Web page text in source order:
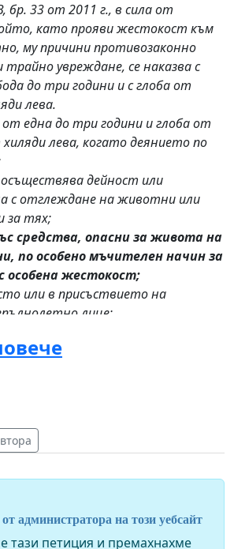
бр. 33 от 2011 г., в сила от
като прояви жестокост към
му причини противозаконно
увреждане, се наказва с
до три години и с глоба от
лева.
една до три години и глоба от
лева, когато деянието по
дейност или
с отглеждане на животни или
за тях;
средства, опасни за живота на
по особено мъчителен начин за
жестокост;
или в присъствието на
лице;
всички досегашни жалби да
той да остане на свобода, за да не
ни във Фейсбук
администратора на този уебсайт
тази петиция и премахнахме